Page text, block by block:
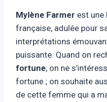
Mylène Farmer est une
française, adulée pour
interprétations
puissante. Quand on
fortune, on ne
fortune ; on souhaite
de cette femme qui a